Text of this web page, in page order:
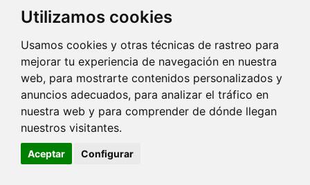
Utilizamos cookies
Usamos cookies y otras técnicas de rastreo para
mejorar tu experiencia de navegación en nuestra
web, para mostrarte contenidos personalizados y
anuncios adecuados, para analizar el tráfico en
nuestra web y para comprender de dónde llegan
nuestros visitantes.
Aceptar Configurar
La Mente y Los Pensamientos
Emociones Conflictivas
Me Siento Mal Conmigo Mismo